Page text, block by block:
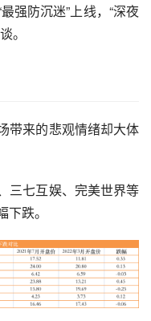
强防沉迷”上线，“深夜
。
带来的悲观情绪却大体
三七互娱、完美世界等
跌。